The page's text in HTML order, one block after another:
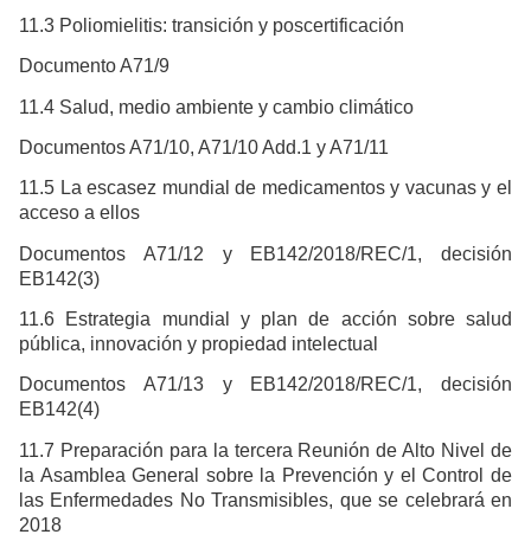
11.3 Poliomielitis: transición y poscertificación
Documento A71/9
11.4 Salud, medio ambiente y cambio climático
Documentos A71/10, A71/10 Add.1 y A71/11
11.5 La escasez mundial de medicamentos y vacunas y el
acceso a ellos
Documentos A71/12 y EB142/2018/REC/1, decisión
EB142(3)
11.6 Estrategia mundial y plan de acción sobre salud
pública, innovación y propiedad intelectual
Documentos A71/13 y EB142/2018/REC/1, decisión
EB142(4)
11.7 Preparación para la tercera Reunión de Alto Nivel de
la Asamblea General sobre la Prevención y el Control de
las Enfermedades No Transmisibles, que se celebrará en
2018